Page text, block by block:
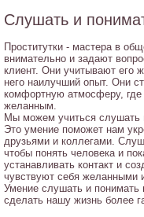
Слушать и
Проститутки - мастера в
внимательно и задают
клиент. Они учитывают его
него наилучший опыт. Они
комфортную атмосферу, где
желанным.
Мы можем учиться
Это умение поможет нам
друзьями и коллегами.
чтобы понять человека и
устанавливать контакт и
чувствуют себя желанными
Умение слушать и
сделать нашу жизнь более